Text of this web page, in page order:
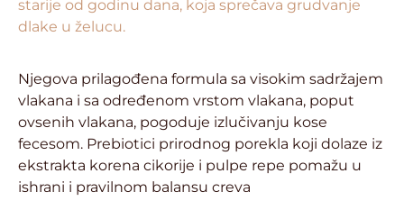
starije od godinu dana, koja sprečava grudvanje
dlake u želucu.
Njegova prilagođena formula sa visokim sadržajem
vlakana i sa određenom vrstom vlakana, poput
ovsenih vlakana, pogoduje izlučivanju kose
fecesom. Prebiotici prirodnog porekla koji dolaze iz
ekstrakta korena cikorije i pulpe repe pomažu u
ishrani i pravilnom balansu creva